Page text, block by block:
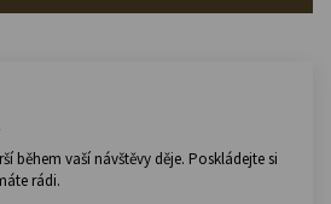
během vaší návštěvy děje. Poskládejte si
rádi.